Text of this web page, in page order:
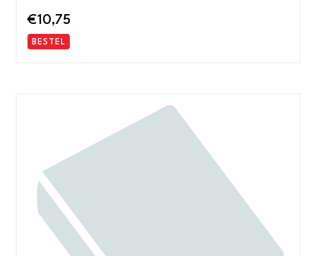
€10,75
BESTEL